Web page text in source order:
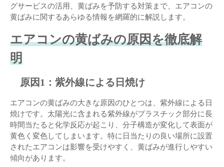
グサービスの活用、黄ばみを予防する対策まで、エアコンの
黄ばみに関するあらゆる情報を網羅的に解説します。
エアコンの黄ばみの原因を徹底解
明
原因1：紫外線による日焼け
エアコンの黄ばみの大きな原因のひとつは、紫外線による日
焼けです。太陽光に含まれる紫外線がプラスチック部分に長
時間当たると化学反応が起こり、分子構造が変化して表面が
黄色く変色してしまいます。特に日当たりの良い場所に設置
されたエアコンは影響を受けやすく、黄ばみが進行しやすい
傾向があります。